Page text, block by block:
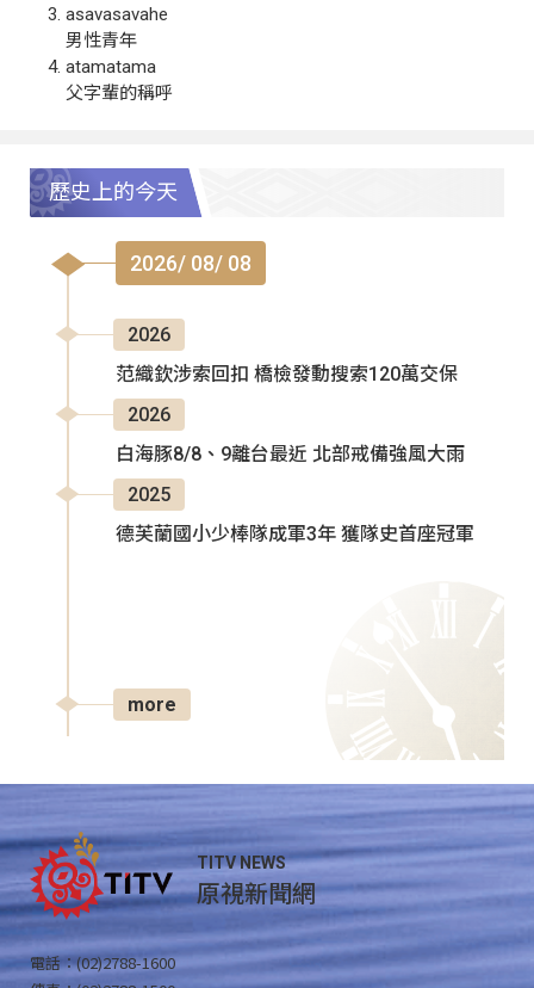
asavasavahe
男性青年
atamatama
父字輩的稱呼
歷史上的今天
2026/ 08/ 08
2026
范織欽涉索回扣 橋檢發動搜索120萬交保
2026
白海豚8/8、9離台最近 北部戒備強風大雨
2025
德芙蘭國小少棒隊成軍3年 獲隊史首座冠軍
more
TITV NEWS
原視新聞網
電話：(02)2788-1600